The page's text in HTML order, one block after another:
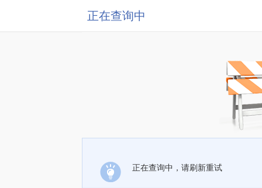
正在查询中
正在查询中，请刷新重试